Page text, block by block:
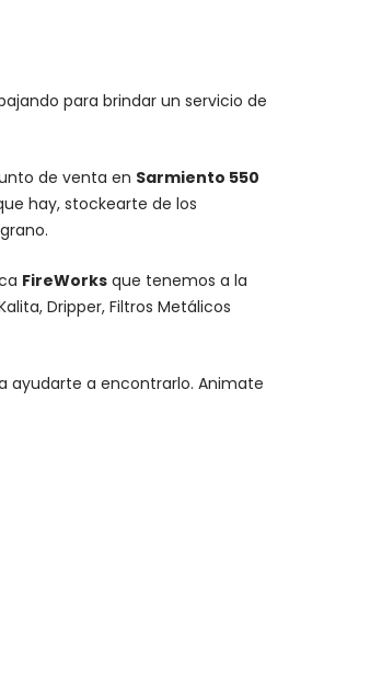
para brindar un servicio de
de venta en Sarmiento 550
hay, stockearte de los
FireWorks que tenemos a la
, Dripper, Filtros Metálicos
ayudarte a encontrarlo. Animate